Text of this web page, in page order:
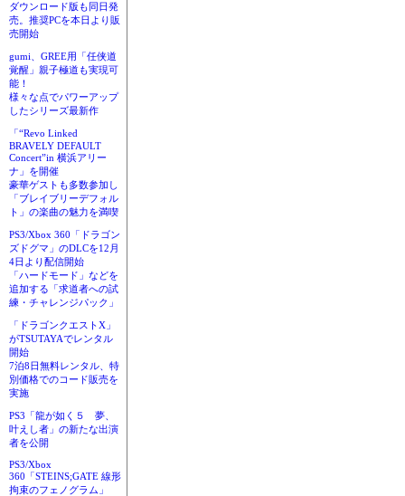
ダウンロード版も同日発
売。推奨PCを本日より販
売開始
gumi、GREE用「任侠道
覚醒」親子極道も実現可
能！
様々な点でパワーアップ
したシリーズ最新作
「“Revo Linked
BRAVELY DEFAULT
Concert”in 横浜アリー
ナ」を開催
豪華ゲストも多数参加し
「ブレイブリーデフォル
ト」の楽曲の魅力を満喫
PS3/Xbox 360「ドラゴン
ズドグマ」のDLCを12月
4日より配信開始
「ハードモード」などを
追加する「求道者への試
練・チャレンジパック」
「ドラゴンクエストX」
がTSUTAYAでレンタル
開始
7泊8日無料レンタル、特
別価格でのコード販売を
実施
PS3「龍が如く５ 夢、
叶えし者」の新たな出演
者を公開
PS3/Xbox
360「STEINS;GATE 線形
拘束のフェノグラム」